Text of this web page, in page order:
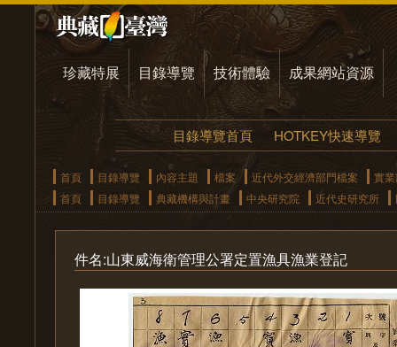
珍藏特展 目錄導覽 技術體驗 成果網站資源
目錄導覽首頁 HOTKEY快速導覽
首頁 目錄導覽 內容主題 檔案 近代外交經濟部門檔案
實
首頁
目錄導覽 典藏機構與計畫 中央研究院 近代史研究所
件名:山東威海衛管理公署定置漁具漁業登記